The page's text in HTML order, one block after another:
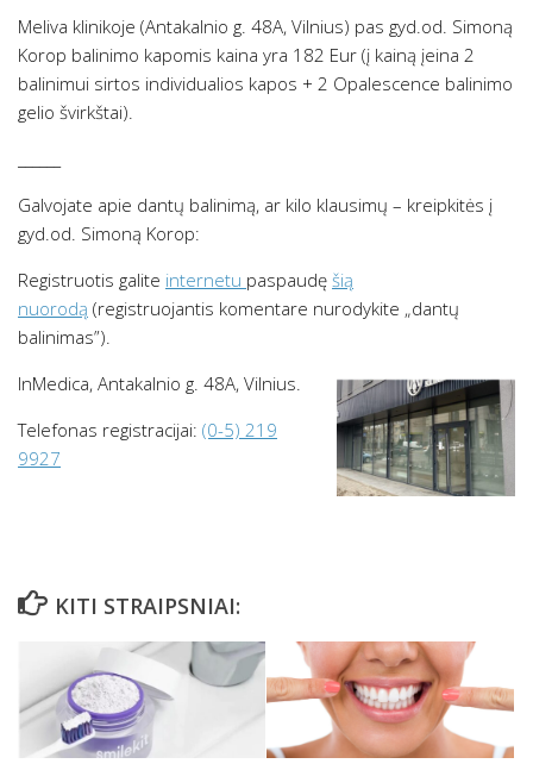
Meliva klinikoje (Antakalnio g. 48A, Vilnius) pas gyd.od. Simoną
Korop balinimo kapomis kaina yra 182 Eur (į kainą įeina 2
balinimui sirtos individualios kapos + 2 Opalescence balinimo
gelio švirkštai).
Galvojate apie dantų balinimą, ar kilo klausimų – kreipkitės į
gyd.od. Simoną Korop:
Registruotis galite internetu paspaudę šią
nuorodą (registruojantis komentare nurodykite „dantų
balinimas”).
InMedica, Antakalnio g. 48A, Vilnius.
Telefonas registracijai: (0-5) 219
9927
KITI STRAIPSNIAI: